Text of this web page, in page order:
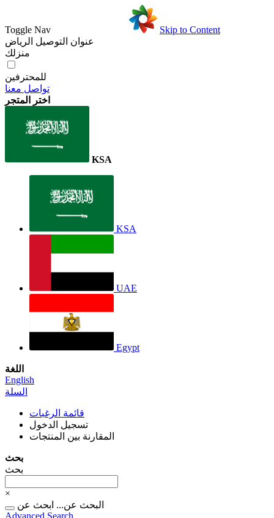
Toggle Nav
Skip to Content
عنوان التوصيل الرياض
منزلك
للمحترفين
تواصل معنا
اختر المتجر
KSA
KSA
UAE
Egypt
اللغة
English
السلة
قائمة الرغبات
تسجيل الدخول
المقارنة بين المنتجات
بحث
بحث
×
البحث عن... ابحث عن
Advanced Search